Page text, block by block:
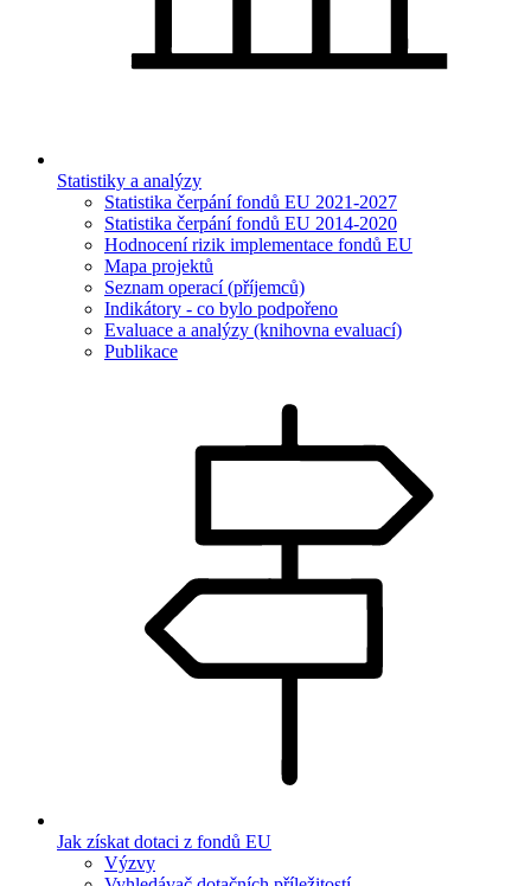
Statistiky a analýzy
Statistika čerpání fondů EU 2021-2027
Statistika čerpání fondů EU 2014-2020
Hodnocení rizik implementace fondů EU
Mapa projektů
Seznam operací (příjemců)
Indikátory - co bylo podpořeno
Evaluace a analýzy (knihovna evaluací)
Publikace
Jak získat dotaci z fondů EU
Výzvy